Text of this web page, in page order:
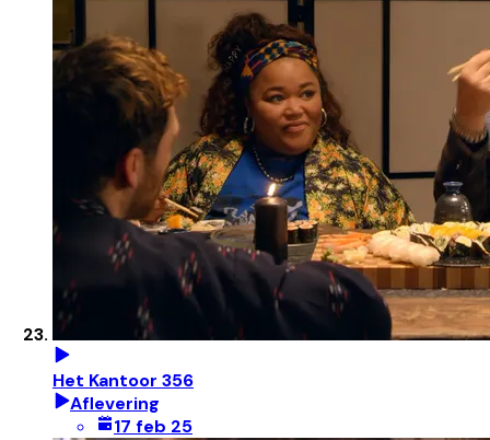
Het Kantoor 356
Aflevering
17 feb 25